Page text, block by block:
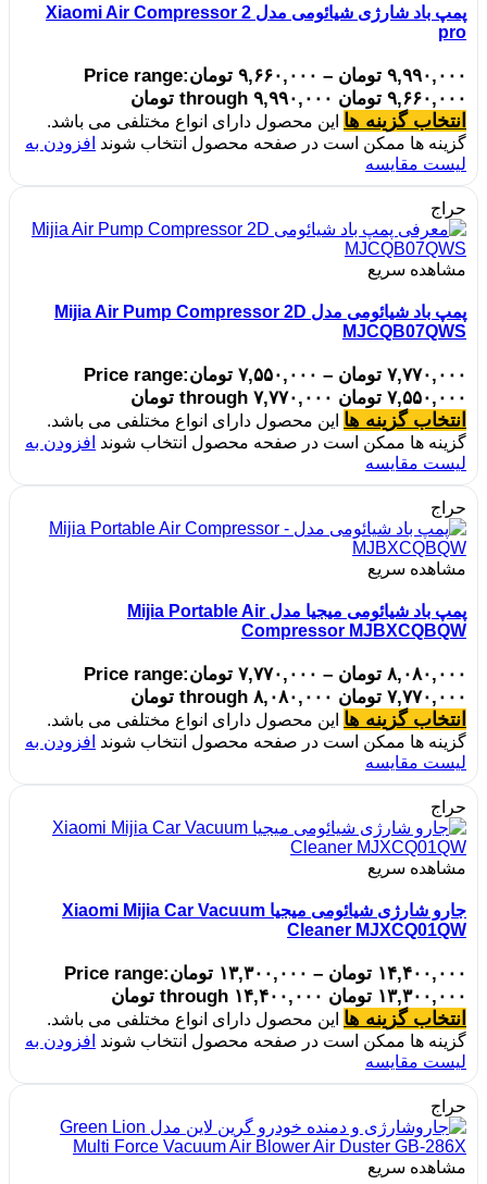
پمپ باد شارژی شیائومی مدل Xiaomi Air Compressor 2
pro
۹,۹۹۰,۰۰۰ تومان – ۹,۶۶۰,۰۰۰ تومانPrice range:
۹,۶۶۰,۰۰۰ تومان through ۹,۹۹۰,۰۰۰ تومان
انتخاب گزینه ها این محصول دارای انواع مختلفی می باشد.
گزینه ها ممکن است در صفحه محصول انتخاب شوند افزودن به
لیست مقایسه
حراج
مشاهده سریع
پمپ باد شیائومی مدل Mijia Air Pump Compressor 2D
MJCQB07QWS
۷,۷۷۰,۰۰۰ تومان – ۷,۵۵۰,۰۰۰ تومانPrice range:
۷,۵۵۰,۰۰۰ تومان through ۷,۷۷۰,۰۰۰ تومان
انتخاب گزینه ها این محصول دارای انواع مختلفی می باشد.
گزینه ها ممکن است در صفحه محصول انتخاب شوند افزودن به
لیست مقایسه
حراج
مشاهده سریع
پمپ باد شیائومی میجیا مدل Mijia Portable Air
Compressor MJBXCQBQW
۸,۰۸۰,۰۰۰ تومان – ۷,۷۷۰,۰۰۰ تومانPrice range:
۷,۷۷۰,۰۰۰ تومان through ۸,۰۸۰,۰۰۰ تومان
انتخاب گزینه ها این محصول دارای انواع مختلفی می باشد.
گزینه ها ممکن است در صفحه محصول انتخاب شوند افزودن به
لیست مقایسه
حراج
مشاهده سریع
جارو شارژی شیائومی میجیا Xiaomi Mijia Car Vacuum
Cleaner MJXCQ01QW
۱۴,۴۰۰,۰۰۰ تومان – ۱۳,۳۰۰,۰۰۰ تومانPrice range:
۱۳,۳۰۰,۰۰۰ تومان through ۱۴,۴۰۰,۰۰۰ تومان
انتخاب گزینه ها این محصول دارای انواع مختلفی می باشد.
گزینه ها ممکن است در صفحه محصول انتخاب شوند افزودن به
لیست مقایسه
حراج
مشاهده سریع